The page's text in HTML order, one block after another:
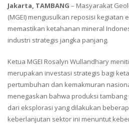
Jakarta, TAMBANG – Masyarakat
(MGEI) mengusulkan reposisi kegiatan
memastikan ketahanan mineral
industri strategis jangka panjang.
Ketua MGEI Rosalyn Wullandhary
merupakan investasi strategis bagi
pertumbuhan dan kemakmuran
menegaskan bahwa produksi
dari eksplorasi yang dilakukan
keberlanjutan sektor ini menuntut